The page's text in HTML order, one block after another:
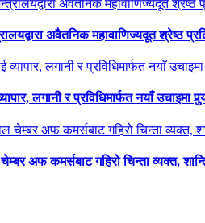
अवैतनिक महावाणिज्यदूत श्रेष्ठ
लगानी र प्रविधिमार्फत नयाँ उचाइमा
अफ कमर्सबाट गहिरो चिन्ता व्यक्त,